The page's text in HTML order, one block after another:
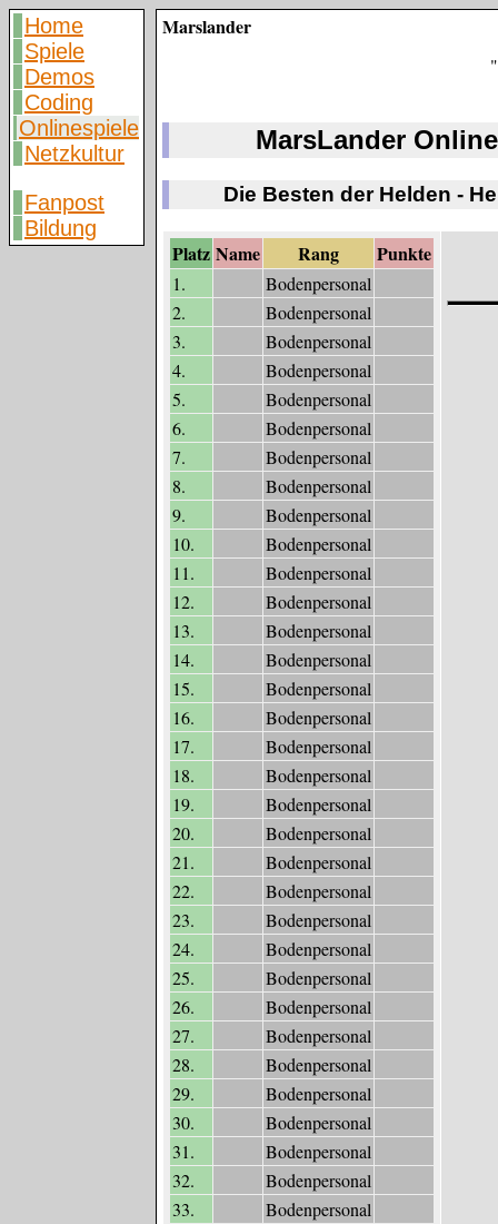
Home
Spiele
Demos
Coding
Onlinespiele
Netzkultur
Fanpost
Bildung
Marslander
"
MarsLander
Die Besten der Helden -
Platz Name Rang Punkte
1.
Bodenpersonal
2.
Bodenpersonal
3.
Bodenpersonal
4.
Bodenpersonal
5.
Bodenpersonal
6.
Bodenpersonal
7.
Bodenpersonal
8.
Bodenpersonal
9.
Bodenpersonal
10.
Bodenpersonal
11.
Bodenpersonal
12.
Bodenpersonal
13.
Bodenpersonal
14.
Bodenpersonal
15.
Bodenpersonal
16.
Bodenpersonal
17.
Bodenpersonal
18.
Bodenpersonal
19.
Bodenpersonal
20.
Bodenpersonal
21.
Bodenpersonal
22.
Bodenpersonal
23.
Bodenpersonal
24.
Bodenpersonal
25.
Bodenpersonal
26.
Bodenpersonal
27.
Bodenpersonal
28.
Bodenpersonal
29.
Bodenpersonal
30.
Bodenpersonal
31.
Bodenpersonal
32.
Bodenpersonal
33.
Bodenpersonal